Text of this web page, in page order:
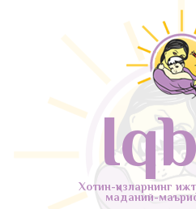
Хотин-қизларнинг
маданий-